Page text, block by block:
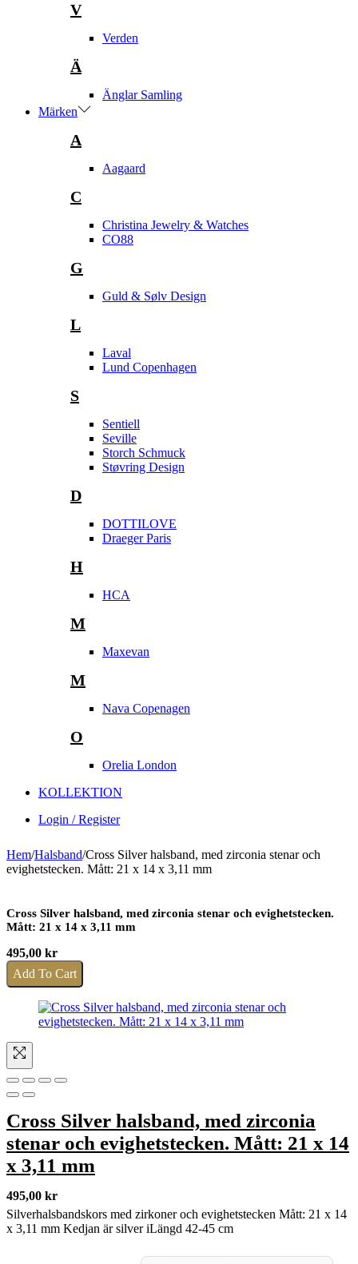
V
Verden
Ä
Änglar Samling
Märken
A
Aagaard
C
Christina Jewelry & Watches
CO88
G
Guld & Sølv Design
L
Laval
Lund Copenhagen
S
Sentiell
Seville
Storch Schmuck
Støvring Design
D
DOTTILOVE
Draeger Paris
H
HCA
M
Maxevan
M
Nava Copenagen
O
Orelia London
KOLLEKTION
Login / Register
Hem/Halsband/Cross Silver halsband, med zirconia stenar och
evighetstecken. Mått: 21 x 14 x 3,11 mm
Cross Silver halsband, med zirconia stenar och evighetstecken.
Mått: 21 x 14 x 3,11 mm
495,00 kr
Add To Cart
Cross Silver halsband, med zirconia
stenar och evighetstecken. Mått: 21 x 14
x 3,11 mm
495,00 kr
Silverhalsbandskors med zirkoner och evighetstecken Mått: 21 x 14
x 3,11 mm Kedjan är silver iLängd 42-45 cm